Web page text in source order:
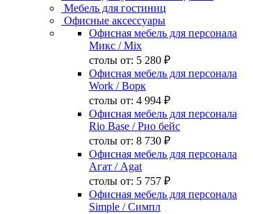
Мебель для гостиниц
Офисные аксессуары
Офисная мебель для персонала
Микс / Mix
столы от: 5 280 ₽
Офисная мебель для персонала
Work / Ворк
столы от: 4 994 ₽
Офисная мебель для персонала
Rio Base / Рио бейс
столы от: 8 730 ₽
Офисная мебель для персонала
Агат / Agat
столы от: 5 757 ₽
Офисная мебель для персонала
Simple / Симпл